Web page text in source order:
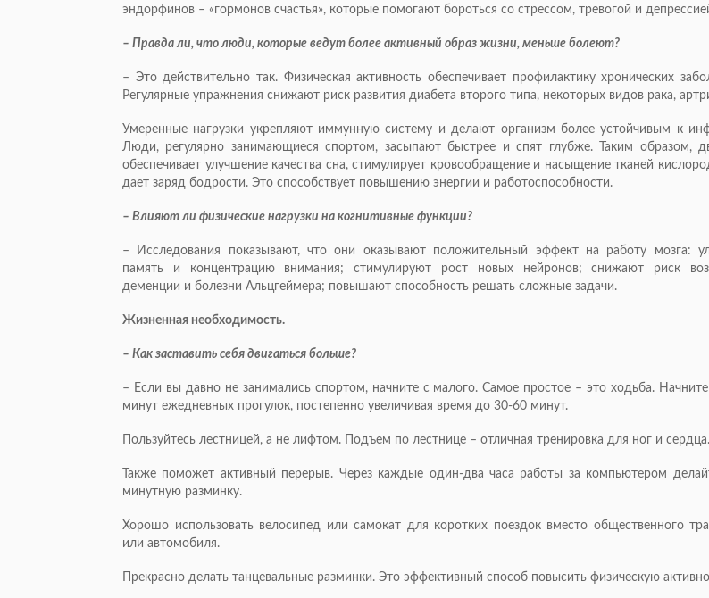
эндорфинов – «гормонов счастья», которые помогают бороться со стрессом, тревогой и
– Правда ли, что люди, которые ведут более активный образ жизни, меньше болеют?
– Это действительно так. Физическая активность обеспечивает профилактику хронических
Регулярные упражнения снижают риск развития диабета второго типа, некоторых видов рака,
Умеренные нагрузки укрепляют иммунную систему и делают организм более устойчивым к
Люди, регулярно занимающиеся спортом, засыпают быстрее и спят глубже. Таким образом,
обеспечивает улучшение качества сна, стимулирует кровообращение и насыщение тканей
дает заряд бодрости. Это способствует повышению энергии и работоспособности.
– Влияют ли физические нагрузки на когнитивные функции?
– Исследования показывают, что они оказывают положительный эффект на работу мозга:
память и концентрацию внимания; стимулируют рост новых нейронов; снижают риск
деменции и болезни Альцгеймера; повышают способность решать сложные задачи.
Жизненная необходимость.
– Как заставить себя двигаться больше?
– Если вы давно не занимались спортом, начните с малого. Самое простое – это ходьба.
минут ежедневных прогулок, постепенно увеличивая время до 30-60 минут.
Пользуйтесь лестницей, а не лифтом. Подъем по лестнице – отличная тренировка для ног и сердца.
Также поможет активный перерыв. Через каждые один-два часа работы за компьютером
минутную разминку.
Хорошо использовать велосипед или самокат для коротких поездок вместо общественного
или автомобиля.
Прекрасно делать танцевальные разминки. Это эффективный способ повысить физическую